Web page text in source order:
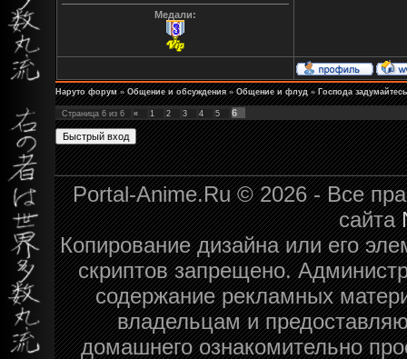
Медали:
Наруто форум » Общение и обсуждения » Общение и флуд » Господа
Страница 6 из 6 « 1 2 3 4 5 6
Portal-Anime.Ru © 2026 - Все
сайта
Копирование дизайна или его
скриптов запрещено.
содержание рекламных
владельцам и
домашнего ознакомительно